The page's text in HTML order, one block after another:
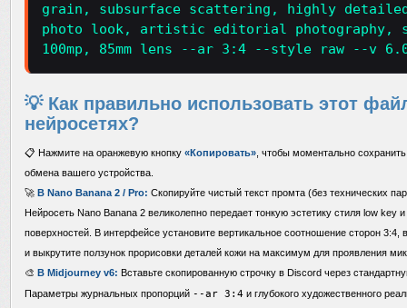
grain, subsurface scattering, highly
photo look, artistic editorial photography,
100mp, 85mm lens --ar 3:4 --style raw --v
💡 Как правильно использовать этот
нейросетях?
📋 Нажмите на оранжевую кнопку «Копировать» , чтобы моментально
обмена вашего устройства.
🚀 В Nano Banana 2 / Pro: Скопируйте чистый текст промта (без технических
Нейросеть Nano Banana 2 великолепно передает тонкую эстетику стиля low key
поверхностей. В интерфейсе установите вертикальное соотношение сторон 3:4,
и выкрутите ползунок прорисовки деталей кожи на максимум для проявления
🎨 В Midjourney v6: Вставьте скопированную строчку в Discord через
Параметры журнальных пропорций --ar 3:4 и глубокого художественного